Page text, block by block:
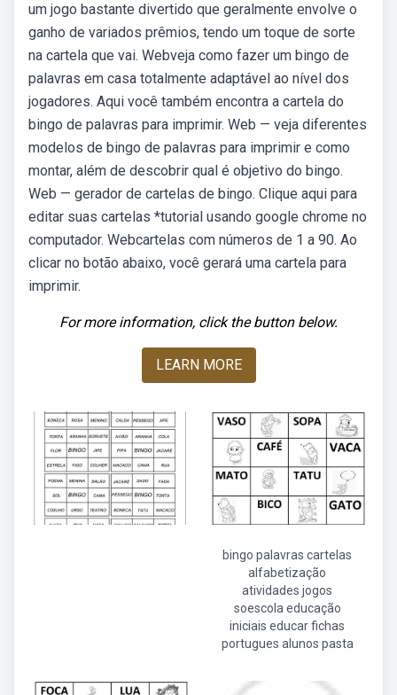
um jogo bastante divertido que geralmente envolve o
ganho de variados prêmios, tendo um toque de sorte
na cartela que vai. Webveja como fazer um bingo de
palavras em casa totalmente adaptável ao nível dos
jogadores. Aqui você também encontra a cartela do
bingo de palavras para imprimir. Web — veja diferentes
modelos de bingo de palavras para imprimir e como
montar, além de descobrir qual é objetivo do bingo.
Web — gerador de cartelas de bingo. Clique aqui para
editar suas cartelas *tutorial usando google chrome no
computador. Webcartelas com números de 1 a 90. Ao
clicar no botão abaixo, você gerará uma cartela para
imprimir.
For more information, click the button below.
LEARN MORE
bingo palavras cartelas
alfabetização
atividades jogos
soescola educação
iniciais educar fichas
portugues alunos pasta